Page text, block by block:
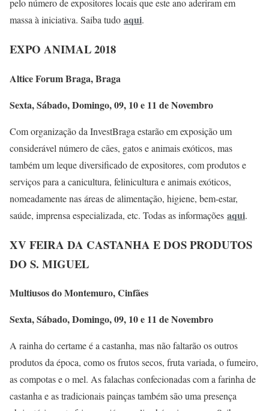
pelo número de expositores locais que este ano aderiram em
massa à iniciativa. Saiba tudo aqui.
EXPO ANIMAL 2018
Altice Forum Braga, Braga
Sexta, Sábado, Domingo, 09, 10 e 11 de Novembro
Com organização da InvestBraga estarão em exposição um
considerável número de cães, gatos e animais exóticos, mas
também um leque diversificado de expositores, com produtos e
serviços para a canicultura, felinicultura e animais exóticos,
nomeadamente nas áreas de alimentação, higiene, bem-estar,
saúde, imprensa especializada, etc. Todas as informações aqui.
XV FEIRA DA CASTANHA E DOS PRODUTOS
DO S. MIGUEL
Multiusos do Montemuro, Cinfães
Sexta, Sábado, Domingo, 09, 10 e 11 de Novembro
A rainha do certame é a castanha, mas não faltarão os outros
produtos da época, como os frutos secos, fruta variada, o fumeiro,
as compotas e o mel. As falachas confecionadas com a farinha de
castanha e as tradicionais painças também são uma presença